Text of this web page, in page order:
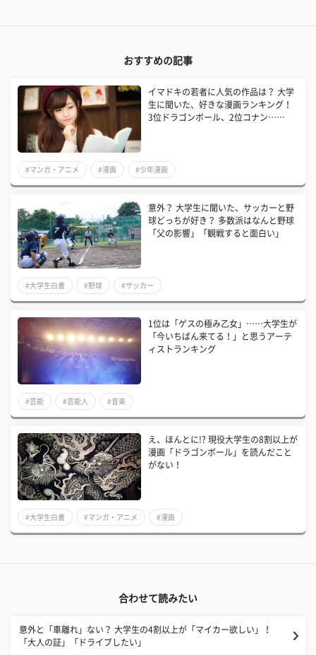
おすすめの記事
イマドキの若者に人気の作品は？ 大学
生に聞いた、好きな漫画ランキング！
3位ドラゴンボール、2位コナン……
#マンガ・アニメ #漫画 #少年漫画
意外？ 大学生に聞いた、サッカーと野
球どっちが好き？ 多数派はなんと野球
「父の影響」「観戦すると面白い」
#大学生白書 #野球 #サッカー
1位は「ゲスの極み乙女」……大学生が
「今いちばん来てる！」と思うアーテ
ィストランキング
#芸能 #芸能人 #音楽
え、ほんとに!? 現役大学生の8割以上が
漫画「ドラゴンボール」を読んだこと
がない！
#大学生白書 #マンガ・アニメ #漫画
合わせて読みたい
意外と「車離れ」ない？ 大学生の4割以上が「マイカー欲しい」！
「大人の証」「ドライブしたい」